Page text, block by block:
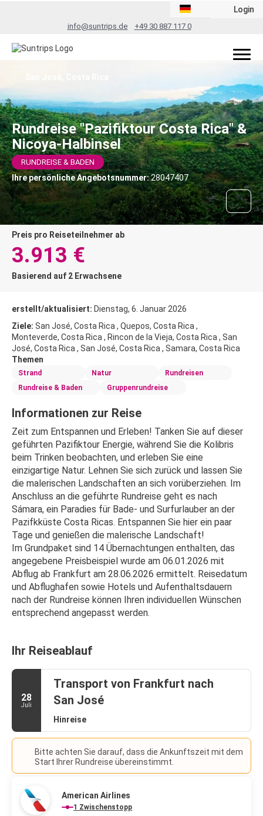
info@suntrips.de +49 30 887 117 0
Login
Rundreise "Pazifiktour Costa Rica" &
Nicoya-Halbinsel
RUNDREISE & BADEN
Ihre persönliche Angebotsnummer:28047407
Preis pro Reiseteilnehmer ab
3.913 €
Basierend auf 2 Erwachsene
erstellt/aktualisiert: Dienstag, 6. Januar 2026
Ziele: San José, Costa Rica , Quepos, Costa Rica ,
Monteverde, Costa Rica , Rincon de la Vieja, Costa Rica , San
José, Costa Rica , San José, Costa Rica , Samara, Costa Rica
Themen
Strand Natur
Rundreisen
Rundreise & Baden
Gruppenrundreise
Informationen zur Reise
Zeit zum Entspannen und Erleben! Tanken Sie auf dieser
geführten Pazifiktour Energie, während Sie die Kolibris
beim Trinken beobachten, und erleben Sie eine
einzigartige Natur. Lehnen Sie sich zurück und lassen Sie
die malerischen Landschaften an sich vorüberziehen. Im
Anschluss an die geführte Rundreise geht es nach
Sámara, ein Paradies für Bade- und Surfurlauber an der
Pazifkküste Costa Ricas. Entspannen Sie hier ein paar
Tage und genießen die malerische Landschaft!
Im Grundpaket sind 14 Übernachtungen enthalten, das
angegebene Preisbeispiel wurde am 06.01.2026 mit
Abflug ab Frankfurt am 28.06.2026 ermittelt. Reisedatum
und Abflughafen sowie Hotels und Aufenthaltsdauern
nach der Rundreise können Ihren individuellen Wünschen
entsprechend angepasst werden.
Ihr Reiseablauf
28
Juli
Transport von Frankfurt nach
San José
Hinreise
Bitte achten Sie darauf, dass die Ankunftszeit mit dem
Start Ihrer Rundreise übereinstimmt.
American Airlines
1 Zwischenstopp